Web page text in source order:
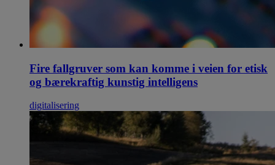
Fire fallgruver som kan komme i veien for etisk
og bærekraftig kunstig intelligens
digitalisering